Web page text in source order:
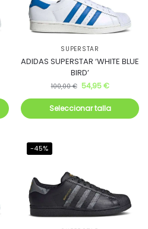
SUPERSTAR
ADIDAS SUPERSTAR ‘WHITE BLUE
BIRD’
100,00€ 54,95€
Seleccionar talla
-45%